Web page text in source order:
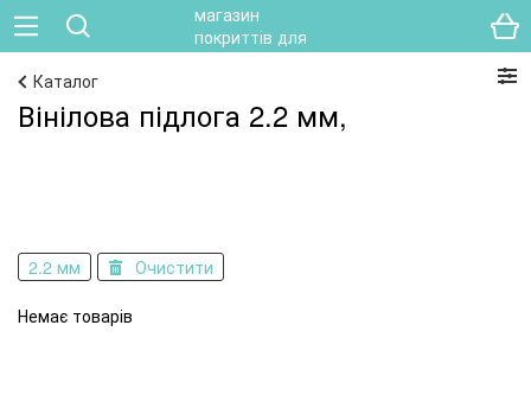
Каталог
Вінілова підлога 2.2 мм,
2.2 мм Очистити
Немає товарів